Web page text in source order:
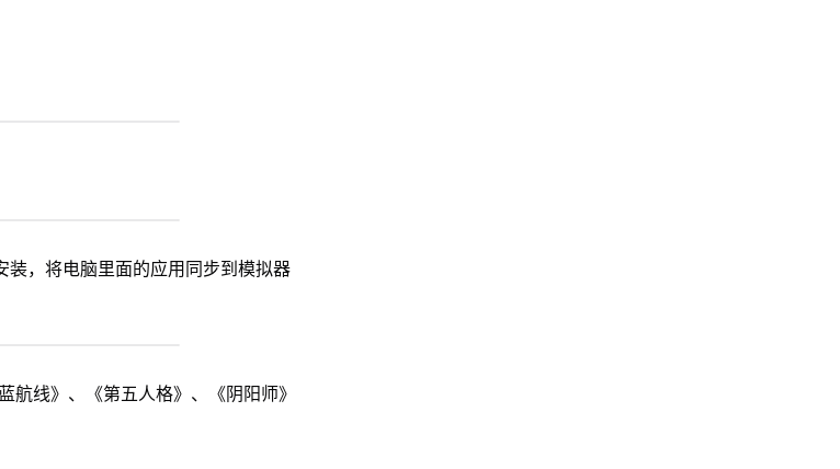
装，将电脑里面的应用同步到模拟器
航线》、《第五人格》、《阴阳师》